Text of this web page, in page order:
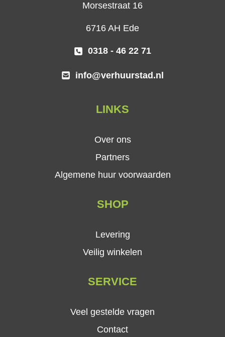
Morsestraat 16
6716 AH Ede
0318 - 46 22 71
info@verhuurstad.nl
LINKS
Over ons
Partners
Algemene huur voorwaarden
SHOP
Levering
Veilig winkelen
SERVICE
Veel gestelde vragen
Contact